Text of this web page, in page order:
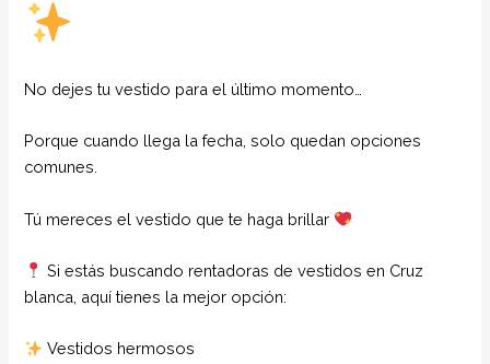
No dejes tu vestido para el último momento…
Porque cuando llega la fecha, solo quedan opciones
comunes.
Tú mereces el vestido que te haga brillar
Si estás buscando rentadoras de vestidos en Cruz
blanca, aquí tienes la mejor opción:
Vestidos hermosos